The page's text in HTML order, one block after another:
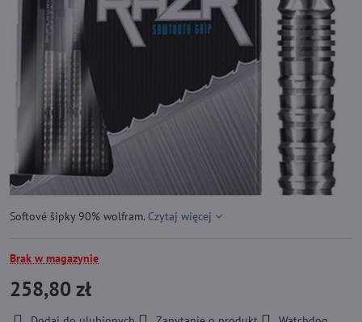
Softové šipky 90% wolfram. Czytaj więcej
Brak w magazynie
258,80 zł